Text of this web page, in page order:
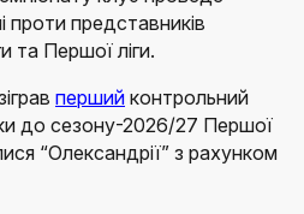
проти представників
та Першої ліги.
перший контрольний
до сезону-2026/27 Першої
“Олександрії” з рахунком